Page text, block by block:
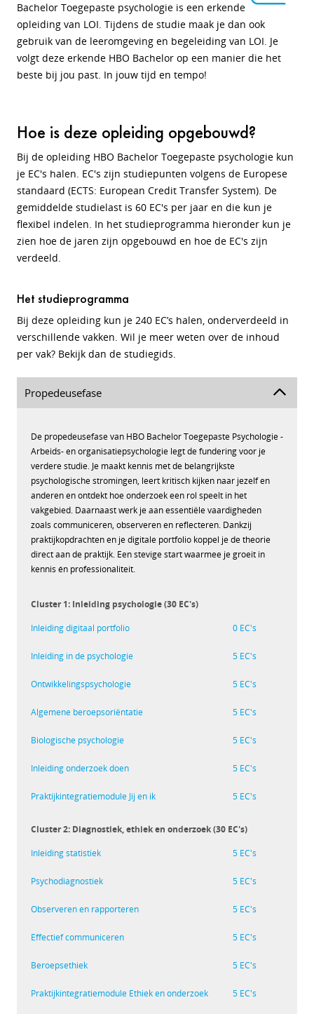
Bachelor Toegepaste psychologie is een erkende
opleiding van LOI. Tijdens de studie maak je dan ook
gebruik van de leeromgeving en begeleiding van LOI. Je
volgt deze erkende HBO Bachelor op een manier die het
beste bij jou past. In jouw tijd en tempo!
Hoe is deze opleiding opgebouwd?
Bij de opleiding HBO Bachelor Toegepaste psychologie kun
je EC's halen. EC's zijn studiepunten volgens de Europese
standaard (ECTS: European Credit Transfer System). De
gemiddelde studielast is 60 EC's per jaar en die kun je
flexibel indelen. In het studieprogramma hieronder kun je
zien hoe de jaren zijn opgebouwd en hoe de EC's zijn
verdeeld.
Het studieprogramma
Bij deze opleiding kun je 240 EC’s halen, onderverdeeld in
verschillende vakken. Wil je meer weten over de inhoud
per vak? Bekijk dan de studiegids.
Propedeusefase
De propedeusefase van HBO Bachelor Toegepaste Psychologie -
Arbeids- en organisatiepsychologie legt de fundering voor je
verdere studie. Je maakt kennis met de belangrijkste
psychologische stromingen, leert kritisch kijken naar jezelf en
anderen en ontdekt hoe onderzoek een rol speelt in het
vakgebied. Daarnaast werk je aan essentiële vaardigheden
zoals communiceren, observeren en reflecteren. Dankzij
praktijkopdrachten en je digitale portfolio koppel je de theorie
direct aan de praktijk. Een stevige start waarmee je groeit in
kennis én professionaliteit.
Cluster 1: Inleiding psychologie (30 EC's)
Inleiding digitaal portfolio
0 EC's
Inleiding in de psychologie 5 EC's
Ontwikkelingspsychologie 5 EC's
Algemene beroepsoriëntatie 5 EC's
Biologische psychologie 5 EC's
Inleiding onderzoek doen 5 EC's
Praktijkintegratiemodule Jij en ik 5 EC's
Cluster 2: Diagnostiek, ethiek en onderzoek (30 EC's)
Inleiding statistiek
5 EC's
Psychodiagnostiek 5 EC's
Observeren en rapporteren 5 EC's
Effectief communiceren 5 EC's
Beroepsethiek 5 EC's
Praktijkintegratiemodule Ethiek en onderzoek 5 EC's